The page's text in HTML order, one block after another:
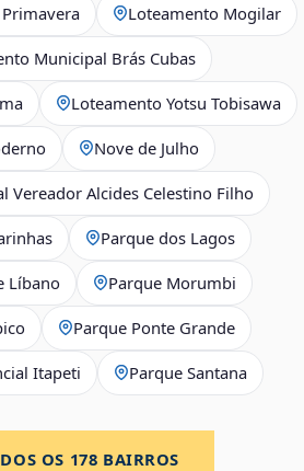
Loteamento Mogilar
Municipal Brás Cubas
Loteamento Yotsu Tobisawa
Nove de Julho
Vereador Alcides Celestino Filho
Parque dos Lagos
Líbano Parque Morumbi
Parque Ponte Grande
Itapeti Parque Santana
OS 178 BAIRROS